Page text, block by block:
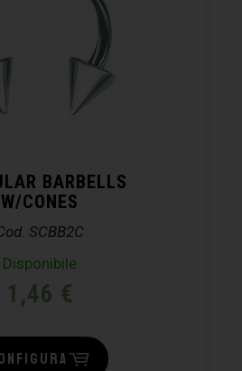
BARBELLS
W/CONES
SCBB2C
Disponibile
1,46 €